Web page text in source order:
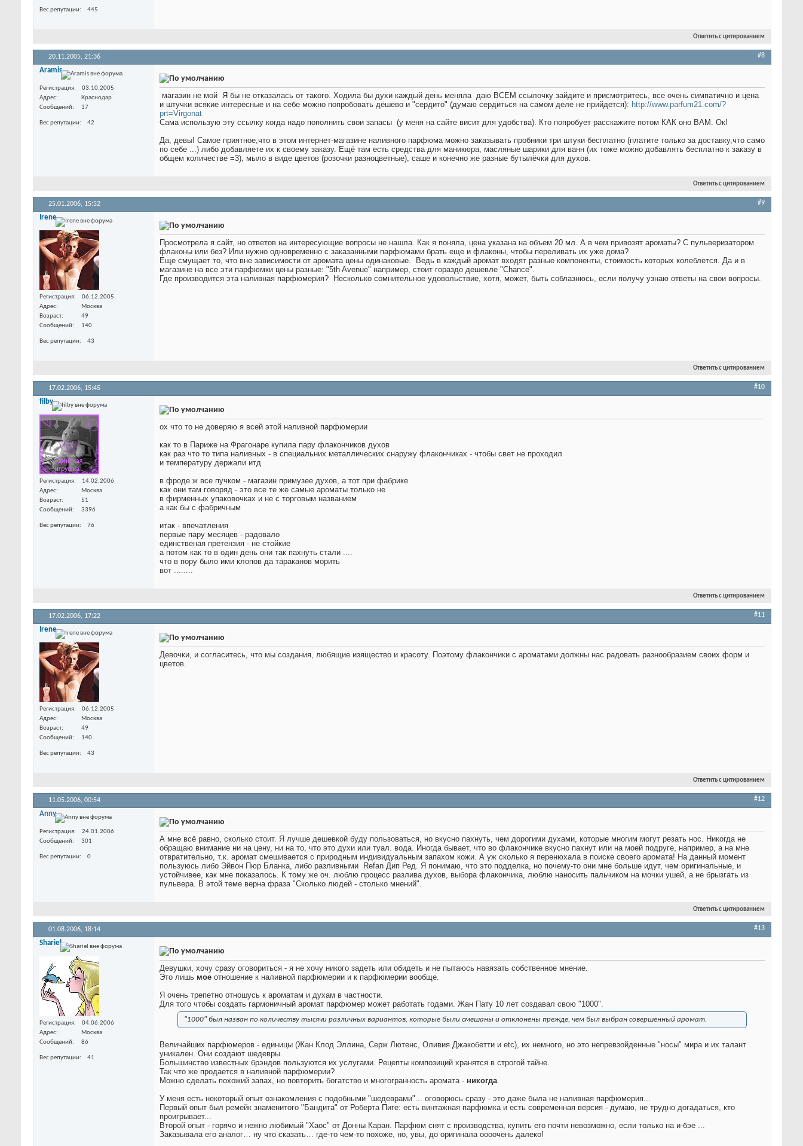
Вес репутации 445
Ответить с цитированием
20.11.2005, 21:36 #8
Aramis
Регистрация
03.10.2005
Адрес
Краснодар
Сообщений
37
Вес репутации 42
магазин не мой Я бы не отказалась от такого. Ходила бы духи каждый день меняла даю ВСЕМ ссылочку зайдите и присмотритесь, все очень симпатично и цена
и штучки всякие интересные и на себе можно попробовать дёшево и "сердито" (думаю сердиться на самом деле не прийдется): http://www.parfum21.com/?
prt=Virgonat
Сама использую эту ссылку когда надо пополнить свои запасы (у меня на сайте висит для удобства). Кто попробует расскажите потом КАК оно ВАМ. Ок!
Да, девы! Самое приятное,что в этом интернет-магазине наливного парфюма можно заказывать пробники три штуки бесплатно (платите только за доставку,что само
по себе ...) либо добавляете их к своему заказу. Ещё там есть средства для маникюра, масляные шарики для ванн (их тоже можно добавлять бесплатно к заказу в
общем количестве =3), мыло в виде цветов (розочки разноцветные), саше и конечно же разные бутылёчки для духов.
Ответить с цитированием
25.01.2006, 15:52 #9
Irene
Регистрация
06.12.2005
Адрес
Москва
Возраст
49
Сообщений
140
Вес репутации 43
Просмотрела я сайт, но ответов на интересующие вопросы не нашла. Как я поняла, цена указана на объем 20 мл. А в чем привозят ароматы? С пульверизатором
флаконы или без? Или нужно одновременно с заказанными парфюмами брать еще и флаконы, чтобы переливать их уже дома?
Еще смущает то, что вне зависимости от аромата цены одинаковые.
Ведь в каждый аромат входят разные компоненты, стоимость которых колеблется. Да и в
магазине на все эти парфюмки цены разные: "5th Avenue" например, стоит гораздо дешевле "Chance".
Где производится эта наливная парфюмерия? Несколько сомнительное удовольствие, хотя, может, быть соблазнюсь, если получу узнаю ответы на свои вопросы.
Ответить с цитированием
17.02.2006, 15:45 #10
filby
Регистрация
14.02.2006
Адрес
Москва
Возраст
51
Сообщений
3396
Вес репутации 76
ох что то не доверяю я всей этой наливной парфюмерии
как то в Париже на Фрагонаре купила пару флакончиков духов
как раз что то типа наливных - в специальних металлических снаружу флакончиках - чтобы свет не проходил
и температуру держали итд
в фроде ж все пучком - магазин примузее духов, а тот при фабрике
как они там говоряд - это все те же самые ароматы только не
в фирменных упаковочках и не с торговым названием
а как бы с фабричным
итак - впечатления
первые пару месяцев - радовало
единственая претензия - не стойкие
а потом как то в один день они так пахнуть стали ....
что в пору было ими клопов да тараканов морить
вот ........
Ответить с цитированием
17.02.2006, 17:22 #11
Irene
Регистрация
06.12.2005
Адрес
Москва
Возраст
49
Сообщений
140
Вес репутации 43
Девочки, и согласитесь, что мы создания, любящие изящество и красоту. Поэтому флакончики с ароматами должны нас радовать разнообразием своих форм и
цветов.
Ответить с цитированием
11.05.2006, 00:54 #12
Anny
Регистрация
24.01.2006
Сообщений
301
Вес репутации 0
А мне всё равно, сколько стоит. Я лучше дешевкой буду пользоваться, но вкусно пахнуть, чем дорогими духами, которые многим могут резать нос. Никогда не
обращаю внимание ни на цену, ни на то, что это духи или туал. вода. Иногда бывает, что во флакончике вкусно пахнут или на моей подруге, например, а на мне
отвратительно, т.к. аромат смешивается с природным индивидуальным запахом кожи. А уж сколько я перенюхала в поиске своего аромата! На данный момент
пользуюсь либо Эйвон Пюр Бланка, либо разливными
Refan Дип Ред. Я понимаю, что это подделка, но почему-то они мне больше идут, чем оригинальные, и
устойчивее, как мне показалось. К тому же оч. люблю процесс разлива духов, выбора флакончика, люблю наносить пальчиком на мочки ушей, а не брызгать из
пульвера. В этой теме верна фраза "Сколько людей - столько мнений".
Ответить с цитированием
01.08.2006, 18:14 #13
Shariel
Регистрация
04.06.2006
Адрес
Москва
Сообщений
86
Вес репутации 41
Девушки, хочу сразу оговориться - я не хочу никого задеть или обидеть и не пытаюсь навязать собственное мнение.
Это лишь мое отношение к наливной парфюмерии и к парфюмерии вообще.
Я очень трепетно отношусь к ароматам и духам в частности.
Для того чтобы создать гармоничный аромат парфюмер может работать годами. Жан Пату 10 лет создавал свою "1000".
"1000" был назван по количеству тысячи различных вариантов, которые были смешаны и отклонены прежде, чем был выбран совершенный аромат.
Величайших парфюмеров - единицы (Жан Клод Эллина, Серж Лютенс, Оливия Джакобетти и etc), их немного, но это непревзойденные "носы" мира и их талант
уникален. Они создают шедевры.
Большинство известных брэндов пользуются их услугами. Рецепты композиций хранятся в строгой тайне.
Так что же продается в наливной парфюмерии?
Можно сделать похожий запах, но повторить богатство и многогранность аромата - никогда.
У меня есть некоторый опыт ознакомления с подобными "шедеврами"... оговорюсь сразу - это даже была не наливная парфюмерия...
Первый опыт был ремейк знаменитого "Бандита" от Роберта Пиге: есть винтажная парфюмка и есть современная версия - думаю, не трудно догадаться, кто
проигрывает...
Второй опыт - горячо и нежно любимый "Хаос" от Донны Каран. Парфюм снят с производства, купить его почти невозможно, если только на и-бэе ...
Заказывала его аналог… ну что сказать… где-то чем-то похоже, но, увы, до оригинала оооочень далеко!